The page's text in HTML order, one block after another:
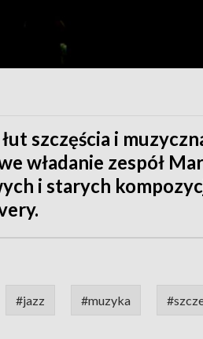
szczęścia i
władanie zespół
i starych
#jazz #muzyka